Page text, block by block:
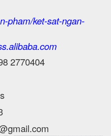
pham/ket-sat-ngan-
2770404